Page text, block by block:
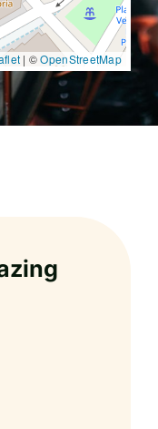
| ©OpenStreetMap